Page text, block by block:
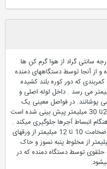
در دمای 1200-1000 درجه سانتی گراد از هوا گرم کن ها
از آنجا توسط دستگاههای دمنده
که دور کوره بلند کشیده
از کوره ها به 1500 میلیمتر می رسد . داخل لوله اصلی و
پوشانند. در فواصل معینی یک
فاصله حلقوی بین درز آجرها به عرض 20تا 30 میلیمتر پیش بینی شده است
انبساط آجرها جلوگیری میکند .
فاصله بین پوسته لوله و آجرها را نیز به ضخامت 10 تا 12 میلیمتر از ورقهای
با لایه ای به ضخامت 20 میلیمتر از مخلوط پنبه نسوز و خاک
توسط دستگاه دمنده که در